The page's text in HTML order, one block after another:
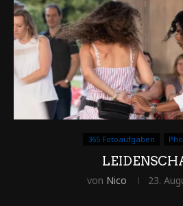
365 Fotoaufgaben
von Nico 23.